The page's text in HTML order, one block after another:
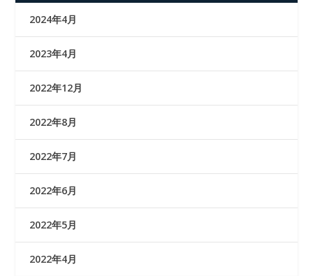
2024年4月
2023年4月
2022年12月
2022年8月
2022年7月
2022年6月
2022年5月
2022年4月